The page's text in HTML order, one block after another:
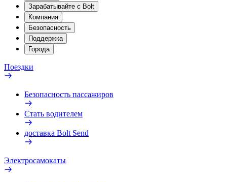
Зарабатывайте с Bolt
Компания
Безопасность
Поддержка
Города
Поездки
Безопасность пассажиров
Стать водителем
доставка Bolt Send
Электросамокаты